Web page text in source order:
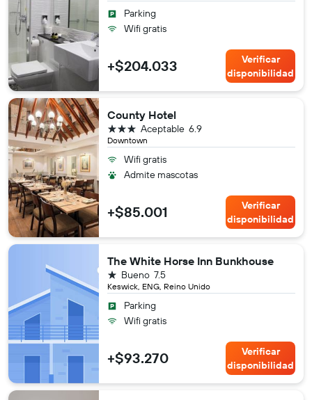
Parking
Wifi gratis
+$204.033
Verificar
disponibilidad
County Hotel
Downtown
6.9
Aceptable
3 estrellas
Wifi gratis
Admite mascotas
+$85.001
Verificar
disponibilidad
The White Horse Inn Bunkhouse
Keswick, ENG, Reino Unido
7.5
Bueno
1 estrella
Parking
Wifi gratis
+$93.270
Verificar
disponibilidad